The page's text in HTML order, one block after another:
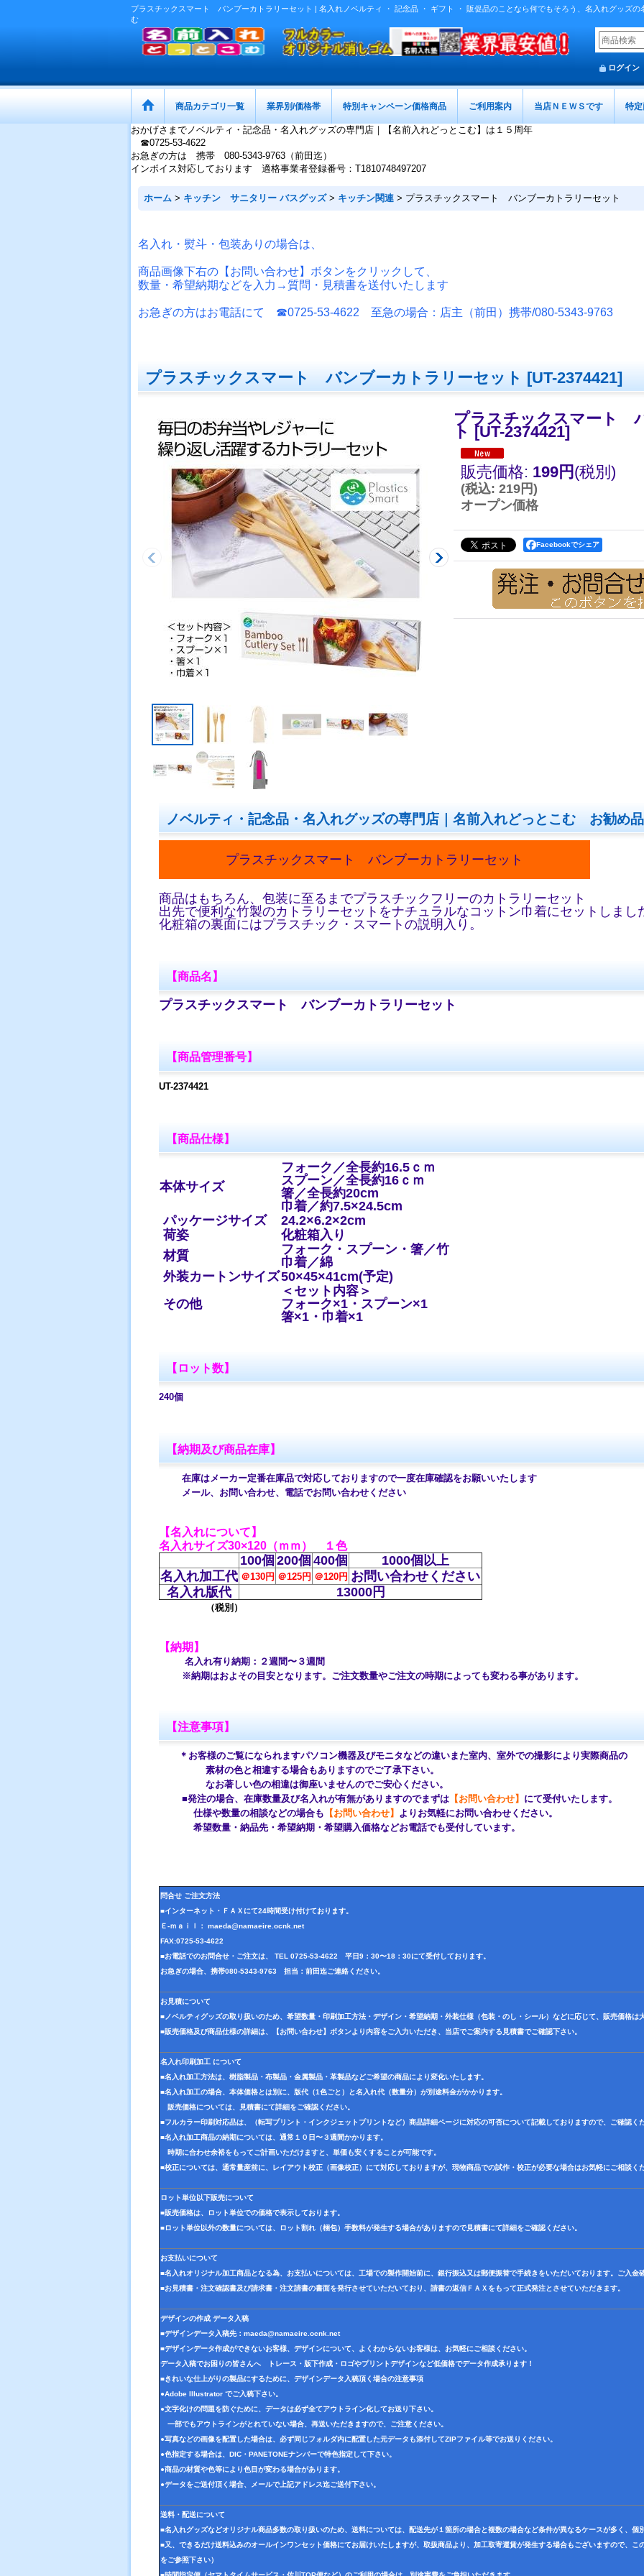
プラスチックスマート バンブーカトラリーセット | 名入れノベルティ ・ 記念品 ・ ギフト ・ 販促品のことなら何でもそろう、名入れグッズの
む
ログイン
商品カテゴリ一覧 業界別/価格帯 特別キャンペーン価格商品 ご利用案内 当店ＮＥＷＳです 特
おかげさまでノベルティ・記念品・名入れグッズの専門店｜【名前入れどっとこむ】は１５周年
☎0725-53-4622
お急ぎの方は 携帯 080-5343-9763（前田迄）
インボイス対応しております 適格事業者登録番号：T1810748497207
ホーム > キッチン サニタリー バスグッズ > キッチン関連 > プラスチックスマート バンブーカトラリーセット
名入れ・熨斗・包装ありの場合は、
商品画像下右の【お問い合わせ】ボタンをクリックして、
数量・希望納期などを入力→質問・見積書を送付いたします
お急ぎの方はお電話にて ☎0725-53-4622 至急の場合：店主（前田）携帯/080-5343-9763
プラスチックスマート バンブーカトラリーセット [UT-2374421]
プラスチックスマート
ト [UT-2374421]
販売価格: 199円 (税別)
(税込: 219円)
オープン価格
Facebookでシェア
ノベルティ・記念品・名入れグッズの専門店｜名前入れどっとこむ お勧め品
プラスチックスマート バンブーカトラリーセット
商品はもちろん、包装に至るまでプラスチックフリーのカトラリーセット
出先で便利な竹製のカトラリーセットをナチュラルなコットン巾着にセットしまし
化粧箱の裏面にはプラスチック・スマートの説明入り。
【商品名】
プラスチックスマート バンブーカトラリーセット
【商品管理番号】
UT-2374421
【商品仕様】
本体サイズ
フォーク／全長約16.5ｃｍ
スプーン／全長約16ｃｍ
箸／全長約20cm
巾着／約7.5×24.5cm
パッケージサイズ
24.2×6.2×2cm
荷姿
化粧箱入り
材質
フォーク・スプーン・箸／竹
巾着／綿
外装カートンサイズ50×45×41cm(予定)
その他
＜セット内容＞
フォーク×1・スプーン×1
箸×1・巾着×1
【ロット数】
240個
【納期及び商品在庫】
在庫はメーカー定番在庫品で対応しておりますので一度在庫確認をお願いいたします
メール、お問い合わせ、電話でお問い合わせください
【名入れについて】
名入れサイズ30×120（ｍｍ） １色
100個 200個 400個
1000個以上
名入れ加工代 ＠130円 ＠125円 ＠120円 お問い合わせください
名入れ版代
13000円
（税別）
【納期】
名入れ有り納期：２週間〜３週間
※納期はおよその目安となります。ご注文数量やご注文の時期によっても変わる事があります。
【注意事項】
＊お客様のご覧になられますパソコン機器及びモニタなどの違いまた室内、室外での撮影により実際商品の
素材の色と相違する場合もありますのでご了承下さい。
なお著しい色の相違は御座いませんのでご安心ください。
■発注の場合、在庫数量及び名入れが有無がありますのでまずは 【お問い合わせ】 にて受付いたします。
仕様や数量の相談などの場合も 【お問い合わせ】 よりお気軽にお問い合わせください。
希望数量・納品先・希望納期・希望購入価格などお電話でも受付しています。
問合せ ご注文方法
■インターネット・ＦＡＸにて24時間受け付けております。
Ｅ-ｍａｉｌ： maeda@namaeire.ocnk.net
FAX:0725-53-4622
■お電話でのお問合せ・ご注文は、 TEL 0725-53-4622 平日9：30〜18：30にて受付しております。
お急ぎの場合、携帯080-5343-9763 担当：前田迄ご連絡ください。
お見積について
■ノベルティグッズの取り扱いのため、希望数量・印刷加工方法・デザイン・希望納期・外装仕様（包装・のし・シール）などに応じて、販売価格は
■販売価格及び商品仕様の詳細は、【お問い合わせ】ボタンより内容をご入力いただき、当店でご案内する見積書でご確認下さい。
名入れ印刷加工 について
■名入れ加工方法は、樹脂製品・布製品・金属製品・革製品などご希望の商品により変化いたします。
■名入れ加工の場合、本体価格とは別に、版代（1色ごと）と名入れ代（数量分）が別途料金がかかります。
販売価格については、見積書にて詳細をご確認ください。
■フルカラー印刷対応品は、（転写プリント・インクジェットプリントなど）商品詳細ページに対応の可否について記載しておりますので、ご確認く
■名入れ加工商品の納期については、通常１０日〜３週間かかります。
時期に合わせ余裕をもってご計画いただけますと、単価も安くすることが可能です。
■校正については、通常量産前に、レイアウト校正（画像校正）にて対応しておりますが、現物商品での試作・校正が必要な場合はお気軽にご相談く
ロット単位以下販売について
■販売価格は、ロット単位での価格で表示しております。
■ロット単位以外の数量については、ロット割れ（梱包）手数料が発生する場合がありますので見積書にて詳細をご確認ください。
お支払いについて
■名入れオリジナル加工商品となる為、お支払いについては、工場での製作開始前に、銀行振込又は郵便振替で手続きをいただいております。ご入金
■お見積書・注文確認書及び請求書・注文請書の書面を発行させていただいており、請書の返信ＦＡＸをもって正式発注とさせていただきます。
デザインの作成 データ入稿
■デザインデータ入稿先： maeda@namaeire.ocnk.net
■デザインデータ作成ができないお客様、デザインについて、よくわからないお客様は、お気軽にご相談ください。
データ入稿でお困りの皆さんへ トレース・版下作成・ロゴやプリントデザインなど低価格でデータ作成承ります！
■きれいな仕上がりの製品にするために、デザインデータ入稿頂く場合の注意事項
●Adobe Illustrator でご入稿下さい。
●文字化けの問題を防ぐために、データは必ず全てアウトライン化してお送り下さい。
一部でもアウトラインがとれていない場合、再送いただきますので、ご注意ください。
●写真などの画像を配置した場合は、必ず同じフォルダ内に配置した元データも添付してZIPファイル等でお送りください。
●色指定する場合は、DIC・PANETONEナンバーで特色指定して下さい。
●商品の材質や色等により色目が変わる場合があります。
●データをご送付頂く場合、メールで上記アドレス迄ご送付下さい。
送料・配送について
■名入れグッズなどオリジナル商品多数の取り扱いのため、送料については、配送先が１箇所の場合と複数の場合など条件が異なるケースが多く、個
■又、できるだけ送料込みのオールインワンセット価格にてお届けいたしますが、取扱商品より、加工取寄運賃が発生する場合もございますので、こ
をご参照下さい）